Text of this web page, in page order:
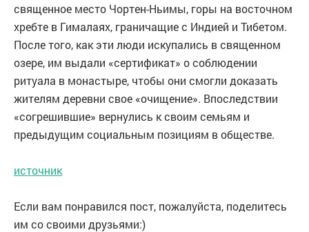
священное место Чортен-Ньимы, горы на восточном
хребте в Гималаях, граничащие с Индией и Тибетом.
После того, как эти люди искупались в священном
озере, им выдали «сертификат» о соблюдении
ритуала в монастыре, чтобы они смогли доказать
жителям деревни свое «очищение». Впоследствии
«согрешившие» вернулись к своим семьям и
предыдущим социальным позициям в обществе.
источник
Если вам понравился пост, пожалуйста, поделитесь
им со своими друзьями:)